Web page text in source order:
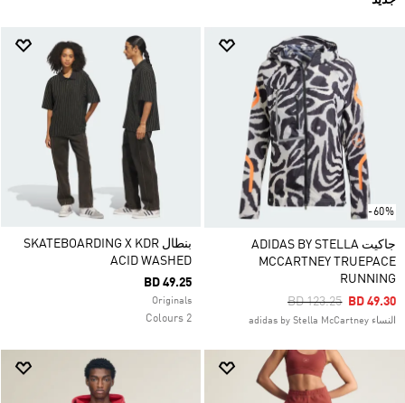
-60%
جاكيت ADIDAS BY STELLA
MCCARTNEY TRUEPACE
RUNNING
Price Reduced From
BD 123.25ToBD 49.30
النساء adidas by Stella McCartney
بنطال SKATEBOARDING X KDR
ACID WASHED
BD 49.25
Originals
2 Colours